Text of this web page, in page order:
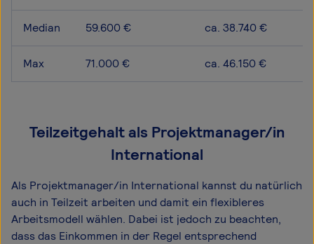
Median 59.600 € ca. 38.740 €
Max 71.000 € ca. 46.150 €
Teilzeitgehalt als Projektmanager/in
International
Als Projektmanager/in International kannst du natürlich
auch in Teilzeit arbeiten und damit ein flexibleres
Arbeitsmodell wählen. Dabei ist jedoch zu beachten,
dass das Einkommen in der Regel entsprechend